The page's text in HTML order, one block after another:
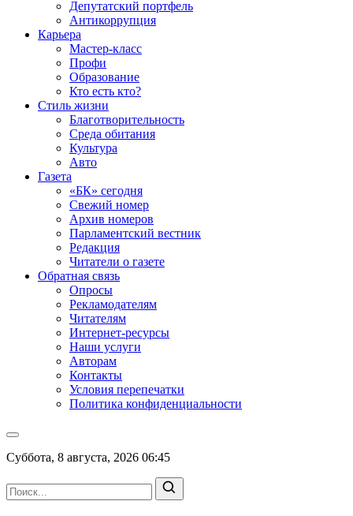
Депутатский портфель
Антикоррупция
Карьера
Мастер-класс
Профи
Образование
Кто есть кто?
Стиль жизни
Благотворительность
Среда обитания
Культура
Авто
Газета
«БК» сегодня
Свежий номер
Архив номеров
Парламентский вестник
Редакция
Читатели о газете
Обратная связь
Опросы
Рекламодателям
Читателям
Интернет-ресурсы
Наши услуги
Авторам
Контакты
Условия перепечатки
Политика конфиденциальности
Суббота, 8 августа, 2026 06:45